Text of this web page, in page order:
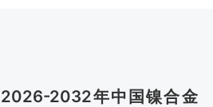
2026-2032年中国镍合金